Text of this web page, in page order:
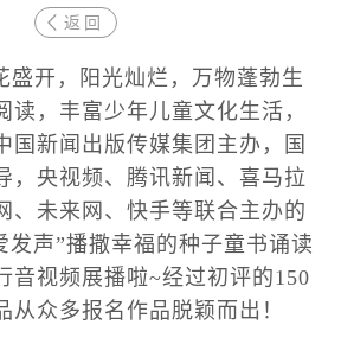
返回
开，阳光灿烂，万物蓬勃生
读，丰富少年儿童文化生活，
国新闻出版传媒集团主办，国
，央视频、腾讯新闻、喜马拉
、未来网、快手等联合主办的
发声”播撒幸福的种子童书诵读
音视频展播啦~经过初评的150
从众多报名作品脱颖而出！